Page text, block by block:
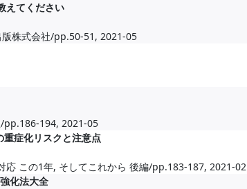
えてください
株式会社/pp.50-51, 2021-05
pp.186-194, 2021-05
症化リスクと注意点
この1年, そしてこれから 後編/pp.183-187, 2021-02
化法大全